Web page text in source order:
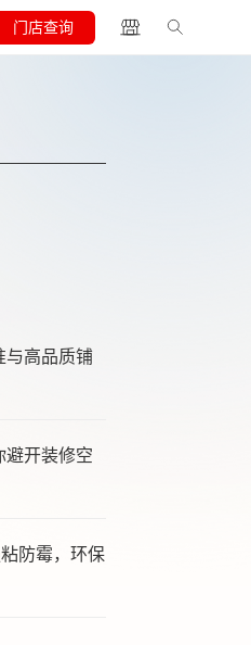
门店查询
与高品质铺
避开装修空
防霉，环保